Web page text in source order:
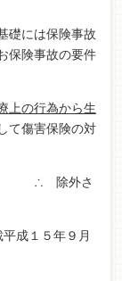
礎には保険事故
保険事故の要件
上の行為から生
て傷害保険の対
成１５年９月